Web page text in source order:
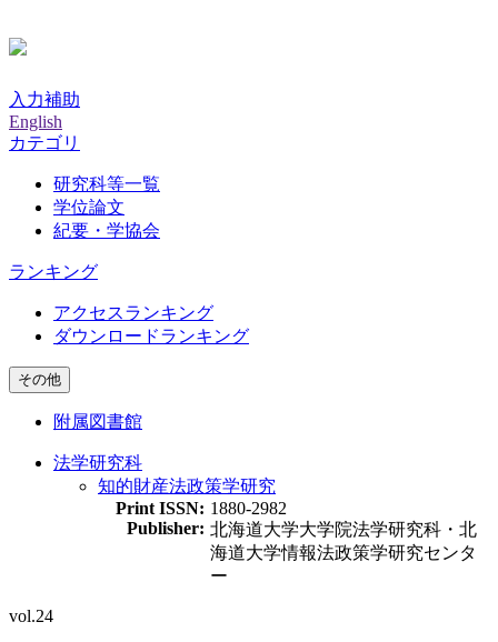
入力補助
English
カテゴリ
研究科等一覧
学位論文
紀要・学協会
ランキング
アクセスランキング
ダウンロードランキング
その他
附属図書館
法学研究科
知的財産法政策学研究
Print ISSN: 1880-2982
Publisher: 北海道大学大学院法学研究科・北
海道大学情報法政策学研究センタ
ー
vol.24